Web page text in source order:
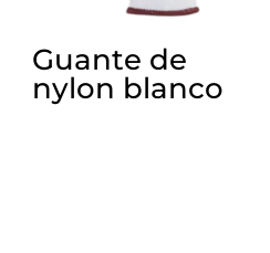
Guante de
nylon blanco